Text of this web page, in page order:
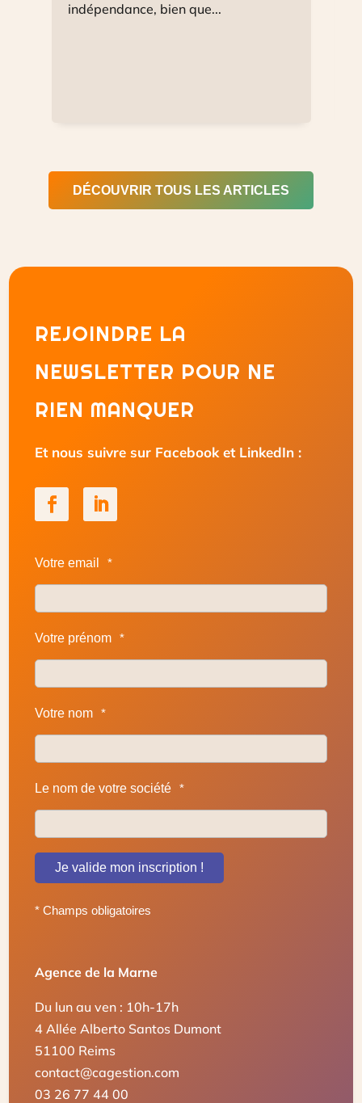
indépendance, bien que...
DÉCOUVRIR TOUS LES ARTICLES
REJOINDRE LA
NEWSLETTER POUR NE
RIEN MANQUER
Et nous suivre sur Facebook et LinkedIn :
Votre email *
Votre prénom *
Votre nom *
Le nom de votre société *
Je valide mon inscription !
* Champs obligatoires
Agence de la Marne
Du lun au ven : 10h-17h
4 Allée Alberto Santos Dumont
51100 Reims
contact@cagestion.com
03 26 77 44 00